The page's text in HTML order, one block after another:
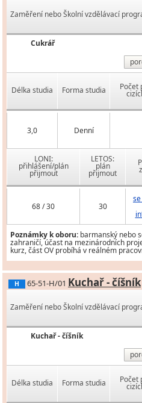
Zaměření nebo Školní vzdělávací
Cukrář
Délka studia Forma studia Počet
3,0 Denní
LONI:
přihlášení/plán
přijmout
LETOS:
plán
přijmout
68 / 30 30
Poznámky k oboru: barmanský nebo
zahraničí, účast na mezinárodních
kurz, část OV probíhá v reálném
H 65-51-H/01 Kuchař - číšník
Zaměření nebo Školní vzdělávací
Kuchař - číšník
Délka studia Forma studia Počet